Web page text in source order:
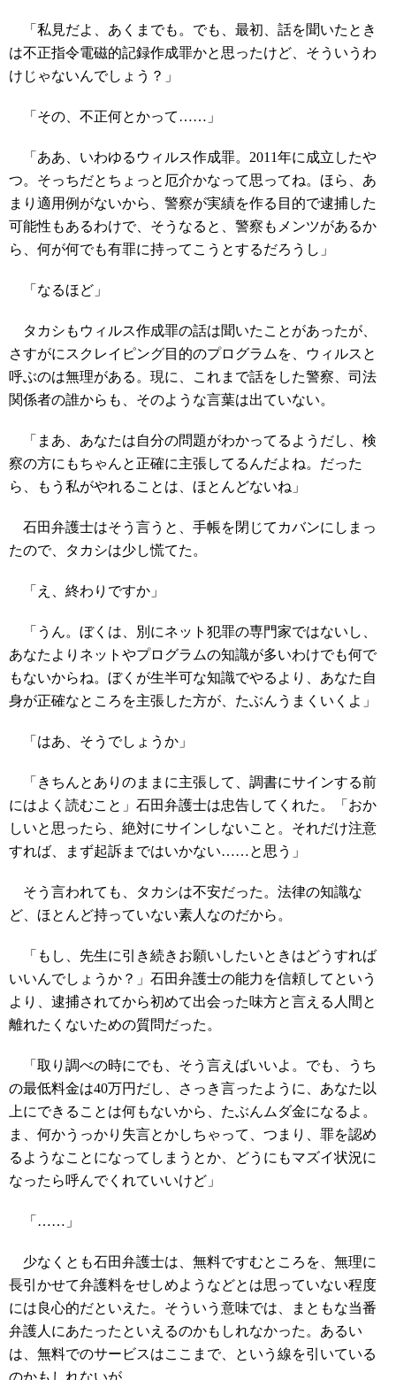
「私見だよ、あくまでも。でも、最初、話を聞いたとき
は不正指令電磁的記録作成罪かと思ったけど、そういうわ
けじゃないんでしょう？」
「その、不正何とかって……」
「ああ、いわゆるウィルス作成罪。2011年に成立したや
つ。そっちだとちょっと厄介かなって思ってね。ほら、あ
まり適用例がないから、警察が実績を作る目的で逮捕した
可能性もあるわけで、そうなると、警察もメンツがあるか
ら、何が何でも有罪に持ってこうとするだろうし」
「なるほど」
タカシもウィルス作成罪の話は聞いたことがあったが、
さすがにスクレイピング目的のプログラムを、ウィルスと
呼ぶのは無理がある。現に、これまで話をした警察、司法
関係者の誰からも、そのような言葉は出ていない。
「まあ、あなたは自分の問題がわかってるようだし、検
察の方にもちゃんと正確に主張してるんだよね。だった
ら、もう私がやれることは、ほとんどないね」
石田弁護士はそう言うと、手帳を閉じてカバンにしまっ
たので、タカシは少し慌てた。
「え、終わりですか」
「うん。ぼくは、別にネット犯罪の専門家ではないし、
あなたよりネットやプログラムの知識が多いわけでも何で
もないからね。ぼくが生半可な知識でやるより、あなた自
身が正確なところを主張した方が、たぶんうまくいくよ」
「はあ、そうでしょうか」
「きちんとありのままに主張して、調書にサインする前
にはよく読むこと」石田弁護士は忠告してくれた。「おか
しいと思ったら、絶対にサインしないこと。それだけ注意
すれば、まず起訴まではいかない……と思う」
そう言われても、タカシは不安だった。法律の知識な
ど、ほとんど持っていない素人なのだから。
「もし、先生に引き続きお願いしたいときはどうすれば
いいんでしょうか？」石田弁護士の能力を信頼してという
より、逮捕されてから初めて出会った味方と言える人間と
離れたくないための質問だった。
「取り調べの時にでも、そう言えばいいよ。でも、うち
の最低料金は40万円だし、さっき言ったように、あなた以
上にできることは何もないから、たぶんムダ金になるよ。
ま、何かうっかり失言とかしちゃって、つまり、罪を認め
るようなことになってしまうとか、どうにもマズイ状況に
なったら呼んでくれていいけど」
「……」
少なくとも石田弁護士は、無料ですむところを、無理に
長引かせて弁護料をせしめようなどとは思っていない程度
には良心的だといえた。そういう意味では、まともな当番
弁護人にあたったといえるのかもしれなかった。あるい
は、無料でのサービスはここまで、という線を引いている
のかもしれないが。